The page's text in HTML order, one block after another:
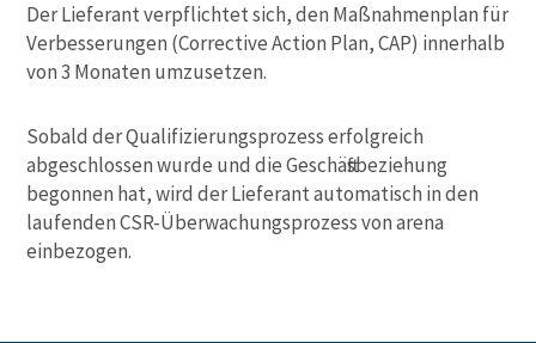
Der Lieferant verpflichtet sich, den Maßnahmenplan für
Verbesserungen (Corrective Action Plan, CAP) innerhalb
von 3 Monaten umzusetzen.
Sobald der Qualifizierungsprozess erfolgreich
abgeschlossen wurde und die Geschäftsbeziehung
begonnen hat, wird der Lieferant automatisch in den
laufenden CSR-Überwachungsprozess von arena
einbezogen.